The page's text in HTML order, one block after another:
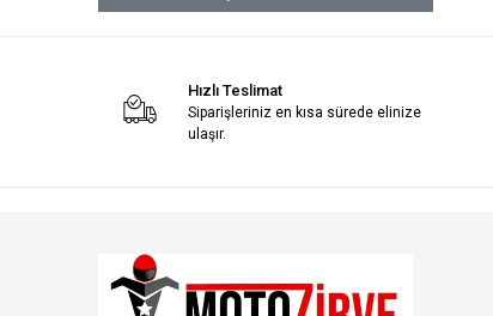
Hızlı Teslimat
Siparişleriniz en kısa sürede elinize
ulaşır.